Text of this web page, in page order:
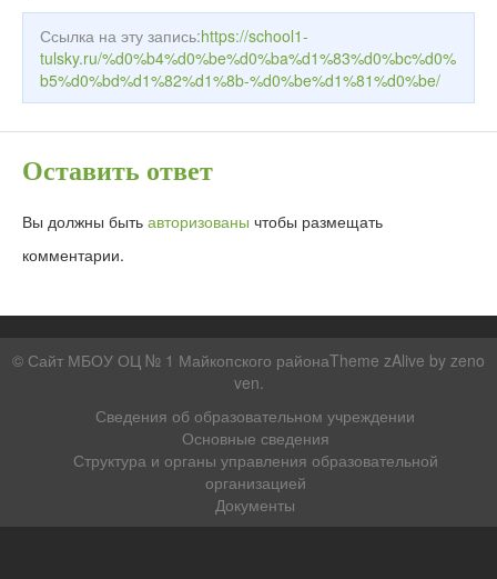
Ссылка на эту запись:https://school1-
tulsky.ru/%d0%b4%d0%be%d0%ba%d1%83%d0%bc%d0%
b5%d0%bd%d1%82%d1%8b-%d0%be%d1%81%d0%be/
Оставить ответ
Вы должны быть авторизованы чтобы размещать
комментарии.
© Сайт МБОУ ОЦ № 1 Майкопского районаTheme zAlive by zeno
ven
Сведения об образовательном учреждении
Основные сведения
Структура и органы управления образовательной
организацией
Документы